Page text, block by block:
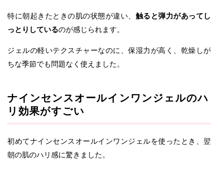
特に朝起きたときの肌の状態が違い、 触ると弾力があってし
っとりしているのが感じられます。
ジェルの軽いテクスチャーなのに、保湿力が高く、乾燥しが
ちな季節でも問題なく使えました。
ナインセンスオールインワンジェルのハ
リ効果がすごい
初めてナインセンスオールインワンジェルを使ったとき、翌
朝の肌のハリ感に驚きました。